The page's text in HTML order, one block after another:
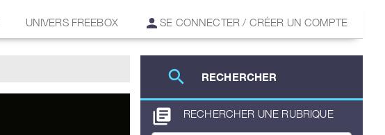
UNIVERS FREEBOX SE CONNECTER / CRÉER UN COMPTE
search RECHERCHER
library_books RECHERCHER UNE RUBRIQUE